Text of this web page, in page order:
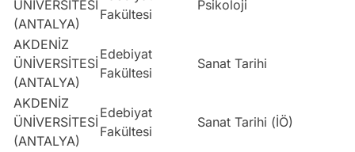
ÜNİVERSİTESİ
(ANTALYA)
Fakültesi
Psikoloji
AKDENİZ
ÜNİVERSİTESİ
(ANTALYA)
Edebiyat
Fakültesi
Sanat Tarihi
AKDENİZ
ÜNİVERSİTESİ
(ANTALYA)
Edebiyat
Fakültesi
Sanat Tarihi (İÖ)